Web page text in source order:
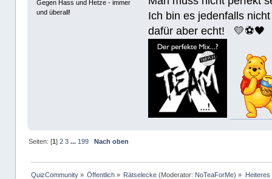
Gegen Hass und Hetze - immer
und überall!
Ich bin es jedenfalls
dafür aber echt! 💛⚽️🖤
Seiten: [1] 2 3 ... 199 Nach oben
QuizCommunity» Öffentlich » Rätselecke (Moderator: NoTeaForMe) »